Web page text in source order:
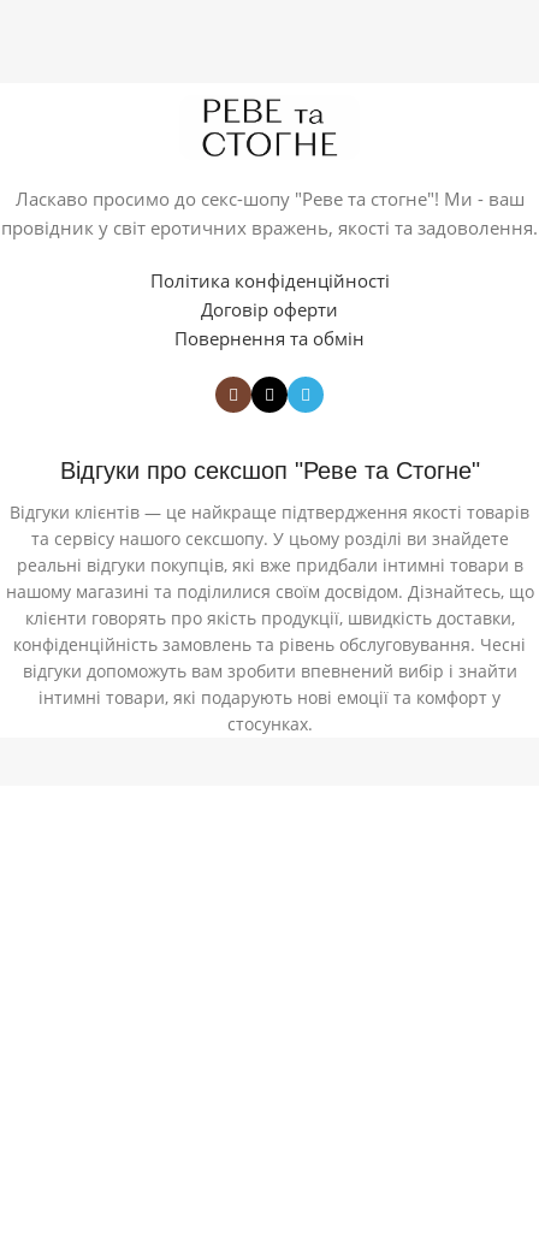
Ласкаво просимо до секс-шопу "Реве та стогне"! Ми - ваш
провідник у світ еротичних вражень, якості та задоволення.
Політика конфіденційності
Договір оферти
Повернення та обмін
Відгуки про сексшоп "Реве та Стогне"
Відгуки клієнтів — це найкраще підтвердження якості товарів
та сервісу нашого сексшопу. У цьому розділі ви знайдете
реальні відгуки покупців, які вже придбали інтимні товари в
нашому магазині та поділилися своїм досвідом. Дізнайтесь, що
клієнти говорять про якість продукції, швидкість доставки,
конфіденційність замовлень та рівень обслуговування. Чесні
відгуки допоможуть вам зробити впевнений вибір і знайти
інтимні товари, які подарують нові емоції та комфорт у
стосунках.